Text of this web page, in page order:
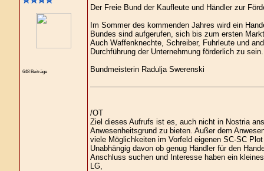
648 Beiträge
Der Freie Bund der Kaufleute und Händler zur
Im Sommer des kommenden Jahres wird ein
Bundes sind aufgerufen, sich bis zum ersten
Auch Waffenknechte, Schreiber, Fuhrleute und
Durchführung der Unternehmung förderlich zu sein.
Bundmeisterin Radulja Swerenski
/OT
Ziel dieses Aufrufs ist es, auch nicht in Nostria
Anwesenheitsgrund zu bieten. Außer dem
viele Möglichkeiten im Vorfeld eigenen SC-SC
Unabhängig davon ob genug Händler für den
Anschluss suchen und Interesse haben ein
LG,